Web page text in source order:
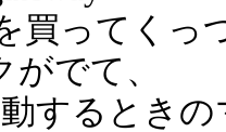
買ってくっ
がでて、
するとき